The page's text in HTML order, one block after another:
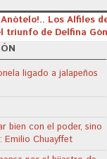
Los Alfiles
triunfo de Delfina
ligado a jalapeños
bien con el poder, sino
Emilio Chuayffet